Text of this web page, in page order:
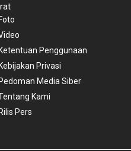
Foto
Ketentuan Penggunaan
Kebijakan Privasi
Pedoman Media Siber
Kami
Rilis Pers